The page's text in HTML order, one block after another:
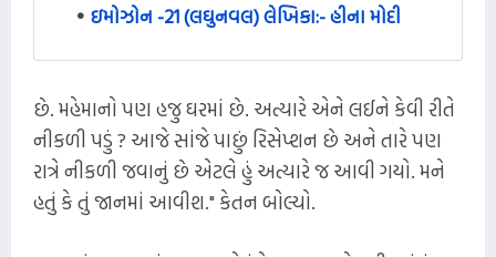
ઇમોઝોન -21 (લઘુનવલ) લેખિકા:- હીના મોદી
છે. મહેમાનો પણ હજુ ઘરમાં છે. અત્યારે એને લઈને કેવી રીતે
નીકળી પડું ? આજે સાંજે પાછું રિસેપ્શન છે અને તારે પણ
રાત્રે નીકળી જવાનું છે એટલે હું અત્યારે જ આવી ગયો. મને
હતું કે તું જાનમાં આવીશ." કેતન બોલ્યો.